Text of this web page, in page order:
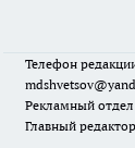
Телефон
Рекламный
Главный